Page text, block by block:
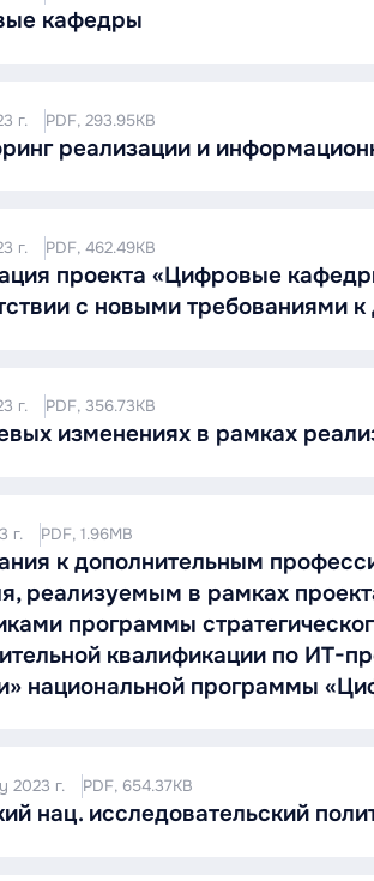
кафедры
г. PDF, 293.95KB
реализации и
г. PDF, 462.49KB
проекта «Цифровые
с новыми требованиями
г. PDF, 356.73KB
изменениях в рамках
г. PDF, 1.96MB
к дополнительным
реализуемым в рамках
программы
квалификации по ИТ-
национальной программы
2023 г. PDF, 654.37KB
нац. исследовательский